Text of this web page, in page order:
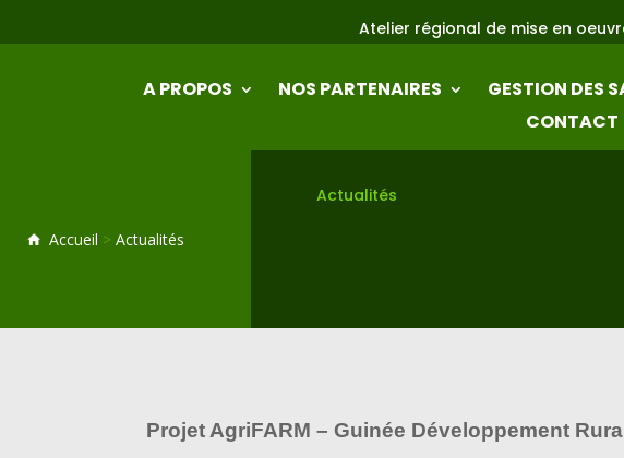
Atelier régional de mise en oeuvre et du Forum
A PROPOS NOS PARTENAIRES GESTION DES
CONTACT
Accueil > Actualités
Actualités
Projet AgriFARM – Guinée Développement